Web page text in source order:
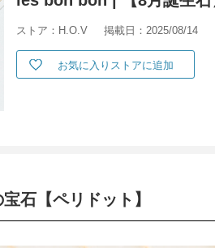
ストア：H.O.V 掲載日：2025/08/14
お気に入りストアに追加
石【ペリドット】